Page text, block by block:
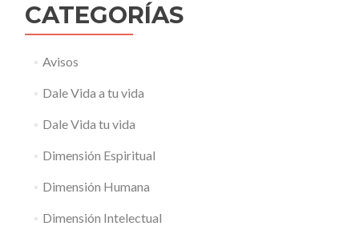
CATEGORÍAS
Avisos
Dale Vida a tu vida
Dale Vida tu vida
Dimensión Espiritual
Dimensión Humana
Dimensión Intelectual